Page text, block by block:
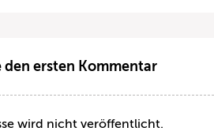
den ersten Kommentar
wird nicht veröffentlicht.